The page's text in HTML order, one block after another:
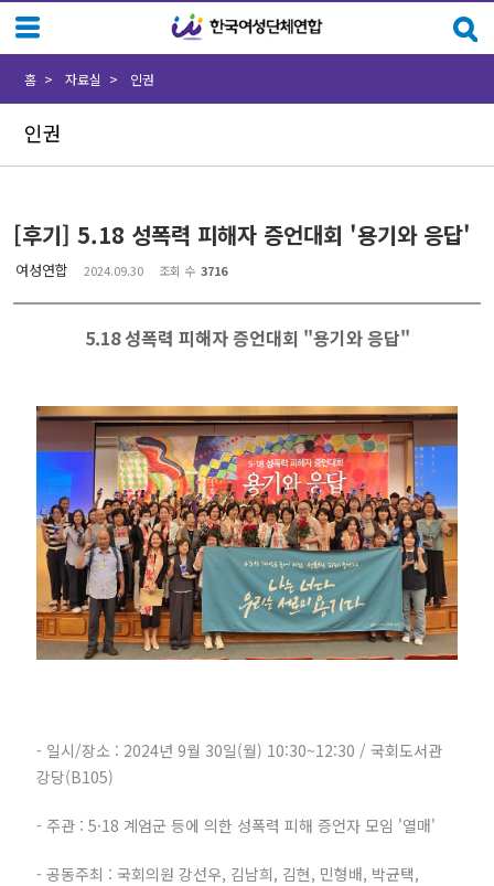
인권
홈 자료실 인권
[후기] 5.18 성폭력 피해자 증언대회 '용기와 응답'
여성연합 2024.09.30 조회 수 3716
5.18 성폭력 피해자 증언대회 "용기와 응답"
- 일시/장소 : 2024년 9월 30일(월) 10:30~12:30 / 국회도서관
강당(B105)
- 주관 : 5·18 계엄군 등에 의한 성폭력 피해 증언자 모임 '열매'
- 공동주최 : 국회의원 강선우, 김남희, 김현, 민형배, 박균택,